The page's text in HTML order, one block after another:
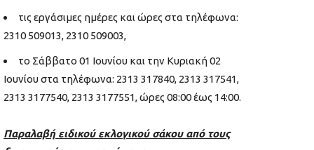
τις εργάσιμες ημέρες και ώρες στα τηλέφωνα:
2310 509013, 2310 509003,
το Σάββατο 01 Ιουνίου και την Κυριακή 02
Ιουνίου στα τηλέφωνα: 2313 317840, 2313 317541,
2313 3177540, 2313 3177551, ώρες 08:00 έως 14:00.
Παραλαβή ειδικού εκλογικού σάκου από τους